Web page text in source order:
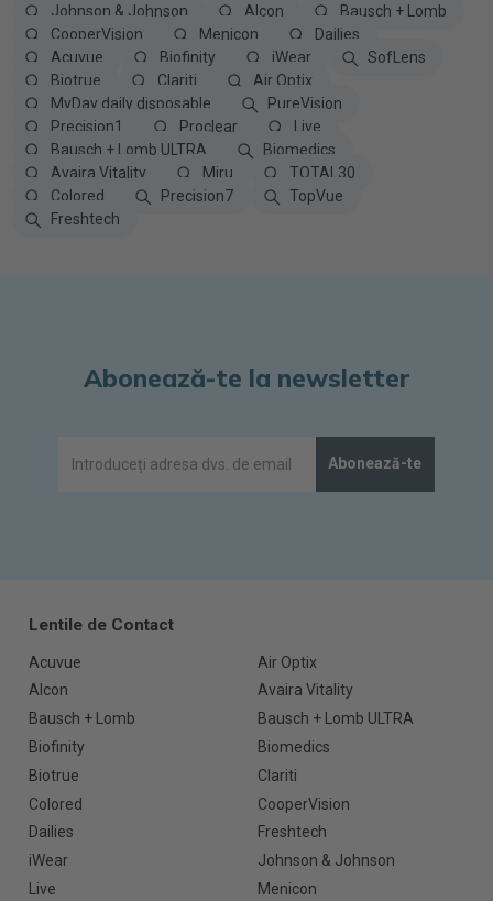
Johnson & Johnson Alcon
Bausch + Lomb
CooperVision
Menicon
Dailies
Acuvue
Biofinity iWear
SofLens
Biotrue
Clariti
Air Optix
MyDay daily disposable
PureVision
Precision1
Proclear
Live
Bausch + Lomb ULTRA
Biomedics
Avaira Vitality
Miru
TOTAL30
Colored
Precision7
TopVue
Freshtech
Abonează-te la newsletter
Abonează-te
Lentile de Contact
Acuvue
Air Optix
Alcon
Avaira Vitality
Bausch + Lomb
Bausch + Lomb ULTRA
Biofinity
Biomedics
Biotrue
Clariti
Colored
CooperVision
Dailies
Freshtech
iWear
Johnson & Johnson
Live
Menicon